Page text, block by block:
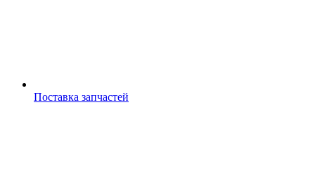
Поставка запчастей